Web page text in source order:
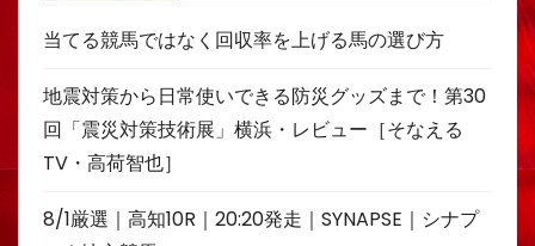
当てる競馬ではなく回収率を上げる馬の選び方
地震対策から日常使いできる防災グッズまで！第30
回「震災対策技術展」横浜・レビュー［そなえる
TV・高荷智也］
8/1厳選｜高知10R｜20:20発走｜SYNAPSE｜シナプ